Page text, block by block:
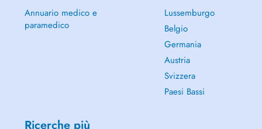
Annuario medico e
paramedico
Lussemburgo
Belgio
Germania
Austria
Svizzera
Paesi Bassi
Ricerche più